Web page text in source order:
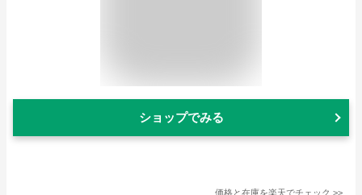
ショップでみる
価格と在庫を楽天でチェック >>